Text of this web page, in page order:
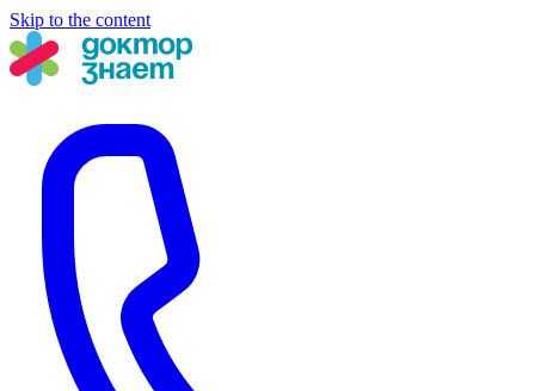
Skip to the content